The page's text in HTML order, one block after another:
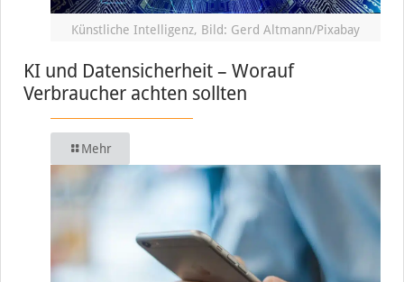
Künstliche Intelligenz, Bild: Gerd Altmann/Pixabay
KI und Datensicherheit – Worauf
Verbraucher achten sollten
Mehr